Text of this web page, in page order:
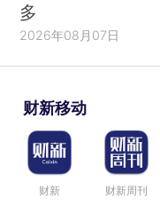
多
2026年08月07日
财新移动
财新 财新周刊